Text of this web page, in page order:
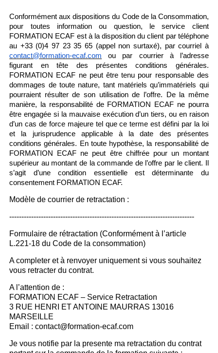
Conformément aux dispositions du Code de la Consommation,
pour toutes information ou question, le service client
FORMATION ECAF est à la disposition du client par téléphone
au +33 (0)4 97 23 35 65 (appel non surtaxé), par courriel à
contact@formation-ecaf.com ou par courrier à l’adresse
figurant en tête des présentes conditions générales.
FORMATION ECAF ne peut être tenu pour responsable des
dommages de toute nature, tant matériels qu’immatériels qui
pourraient résulter de son utilisation de l’offre. De la même
manière, la responsabilité de FORMATION ECAF ne pourra
être engagée si la mauvaise exécution d’un tiers, ou en raison
d’un cas de force majeure tel que ce terme est défini par la loi
et la jurisprudence applicable à la date des présentes
conditions générales. En toute hypothèse, la responsabilité de
FORMATION ECAF ne peut être chiffrée pour un montant
supérieur au montant de la commande de l’offre par le client. Il
s’agit d’une condition essentielle est déterminante du
consentement FORMATION ECAF.
Modèle de courrier de retractation :
----------------------------------------------------------------------------
Formulaire de rétractation (Conformément à l’article
L.221-18 du Code de la consommation)
A completer et à renvoyer uniquement si vous souhaitez
vous retracter du contrat.
A l’attention de :
FORMATION ECAF – Service Retractation
3 RUE HENRI ET ANTOINE MAURRAS 13016
MARSEILLE
Email : contact@formation-ecaf.com
Je vous notifie par la presente ma retractation du contrat